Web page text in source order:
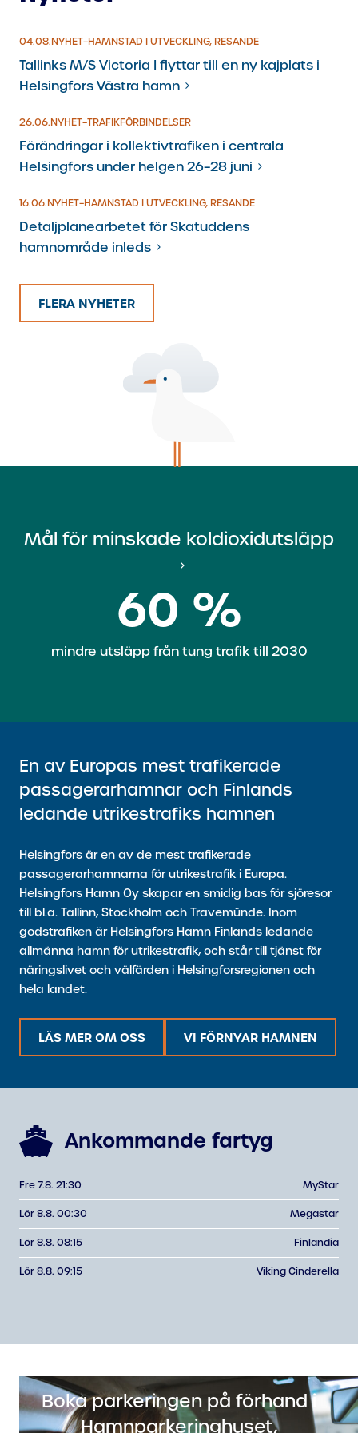
04.8.2026
04.08.NYHET–HAMNSTAD I UTVECKLING, RESANDE
Tallinks M/S Victoria I flyttar till en ny kajplats i
Helsingfors Västra hamn
26.6.2026
26.06.NYHET–TRAFIKFÖRBINDELSER
Förändringar i kollektivtrafiken i centrala
Helsingfors under helgen 26–28 juni
16.6.2026
16.06.NYHET–HAMNSTAD I UTVECKLING, RESANDE
Detaljplanearbetet för Skatuddens
hamnområde inleds
FLERA NYHETER
Mål för minskade koldioxidutsläpp
60 %
mindre utsläpp från tung trafik till 2030
En av Europas mest trafikerade
passagerarhamnar och Finlands
ledande utrikestrafiks hamnen
Helsingfors är en av de mest trafikerade
passagerarhamnarna för utrikestrafik i Europa.
Helsingfors Hamn Oy skapar en smidig bas för sjöresor
till bl.a. Tallinn, Stockholm och Travemünde. Inom
godstrafiken är Helsingfors Hamn Finlands ledande
allmänna hamn för utrikestrafik, och står till tjänst för
näringslivet och välfärden i Helsingforsregionen och
hela landet.
LÄS MER OM OSS VI FÖRNYAR HAMNEN
Ankommande fartyg
Fre 7.8. 21:30 MyStar
Lör 8.8. 00:30 Megastar
Lör 8.8. 08:15 Finlandia
Lör 8.8. 09:15 Viking Cinderella
Boka parkeringen på förhand i
Hamnparkeringhuset,